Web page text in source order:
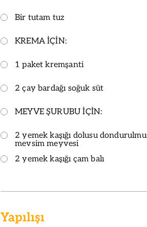
Bir tutam tuz
KREMA İÇİN:
1 paket kremşanti
2 çay bardağı soğuk süt
MEYVE ŞURUBU İÇİN:
2 yemek kaşığı dolusu
mevsim meyvesi
2 yemek kaşığı çam balı
Yapılışı